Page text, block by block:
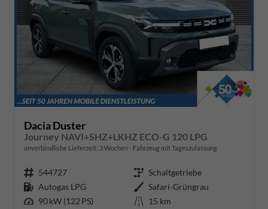
Dacia Duster
Journey NAVI+SHZ+LKHZ ECO-G 120 LPG
unverbindliche Lieferzeit: 3 Wochen Fahrzeug mit Tageszulassung
Fahrzeugnr. 544727 Getriebe Schaltgetriebe
Kraftstoff Autogas LPG Außenfarbe Safari-Grüngrau
Leistung 90 kW (122 PS) Kilometerstand 15 km